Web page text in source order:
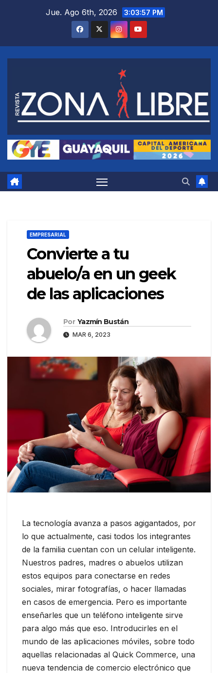
Jue. Ago 6th, 2026 3:03:58 PM
EMPRESARIAL
Convierte a tu
abuelo/a en un geek
de las aplicaciones
Por Yazmín Bustán
MAR 6, 2023
La tecnología avanza a pasos agigantados, por
lo que actualmente, casi todos los integrantes
de la familia cuentan con un celular inteligente.
Nuestros padres, madres o abuelos utilizan
estos equipos para conectarse en redes
sociales, mirar fotografías, o hacer llamadas
en casos de emergencia. Pero es importante
enseñarles que un teléfono inteligente sirve
para algo más que eso. Introducirles en el
mundo de las aplicaciones móviles, sobre todo
aquellas relacionadas al Quick Commerce, una
nueva tendencia de comercio electrónico que